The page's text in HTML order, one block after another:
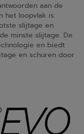
aan de
het loopvlak is
slijtage en
minste slijtage. De
en biedt
en schuren door